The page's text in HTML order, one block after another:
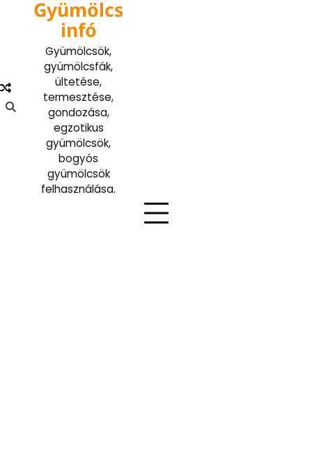
Gyümölcs
infó
Gyümölcsök,
gyümölcsfák,
ültetése,
termesztése,
gondozása,
egzotikus
gyümölcsök,
bogyós
gyümölcsök
felhasználása.